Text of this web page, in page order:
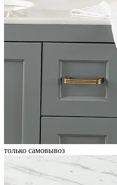
только самовывоз